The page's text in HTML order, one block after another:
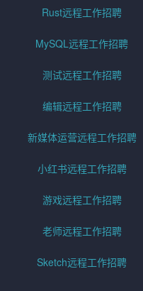
Rust远程工作招聘
MySQL远程工作招聘
测试远程工作招聘
编辑远程工作招聘
新媒体运营远程工作招聘
小红书远程工作招聘
游戏远程工作招聘
老师远程工作招聘
Sketch远程工作招聘